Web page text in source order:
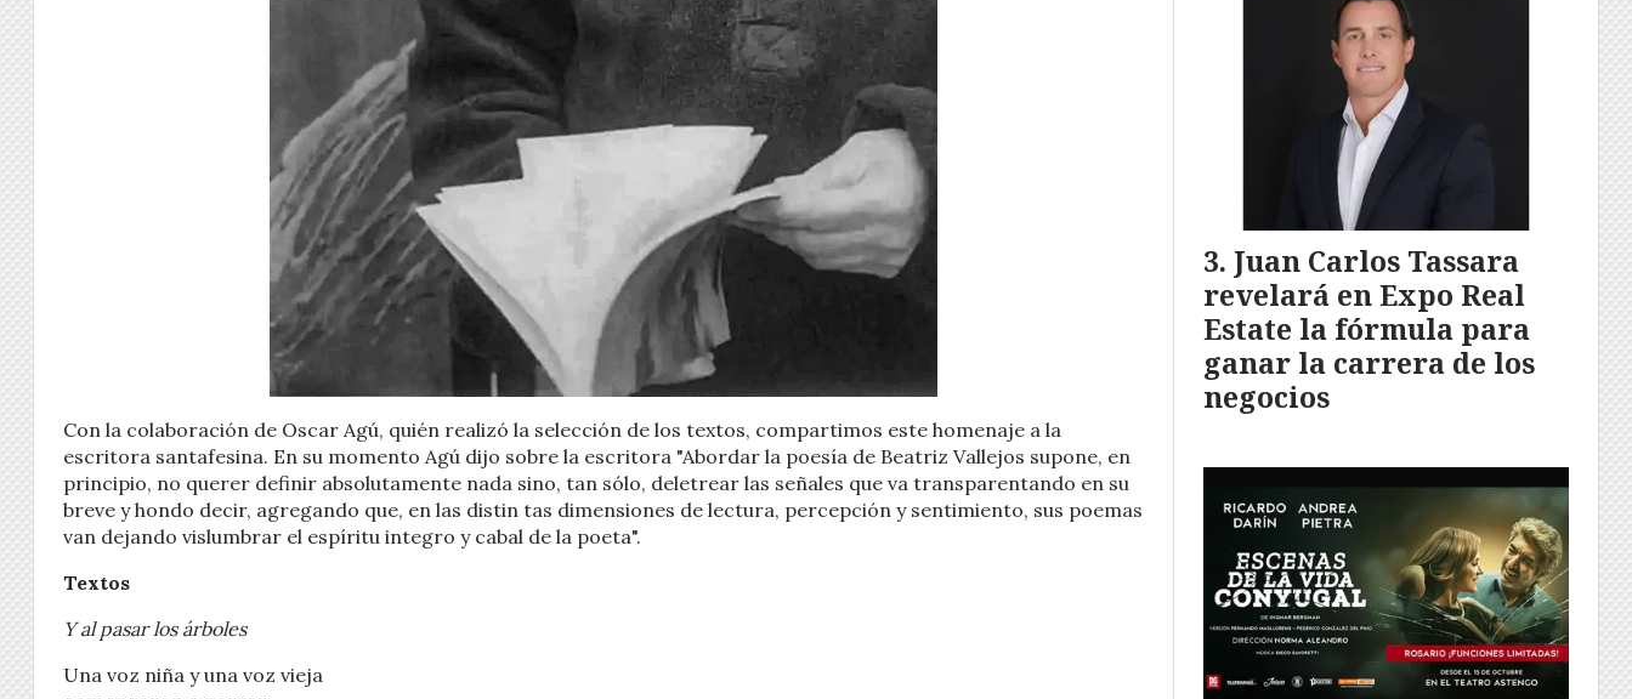
Con la colaboración de Oscar Agú, quién realizó la selección de los textos, compartimos este homenaje a la
escritora santafesina. En su momento Agú dijo sobre la escritora "Abordar la poesía de Beatriz Vallejos supone, en
principio, no querer definir absolutamente nada sino, tan sólo, deletrear las señales que va transparentando en su
breve y hondo decir, agregando que, en las distin tas dimensiones de lectura, percepción y sentimiento, sus poemas
van dejando vislumbrar el espíritu integro y cabal de la poeta".
Textos
Y al pasar los árboles
Una voz niña y una voz vieja
Juan Carlos Tassara
revelará en Expo Real
Estate la fórmula para
ganar la carrera de los
negocios